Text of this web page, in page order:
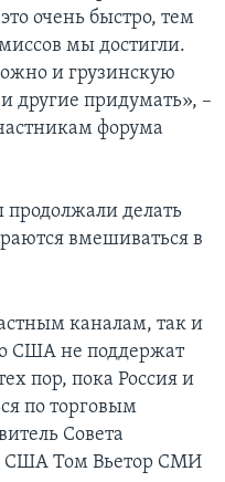
очень быстро, тем
мы достигли.
и грузинскую
другие придумать», –
форума
делать
вмешиваться в
каналам, так и
США не поддержат
пор, пока Россия и
по торговым
Совета
США Том Вьетор СМИ